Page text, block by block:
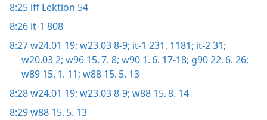
8:25 lff Lektion 54
8:26 it-1 808
8:27w24.01 19; w23.03 8-9; it-1 231, 1181; it-2 31;
w20.03 2; w96 15. 7. 8; w90 1. 6. 17-18; g90 22. 6. 26;
w89 15. 1. 11; w88 15. 5. 13
8:28w24.01 19; w23.03 8-9; w88 15. 8. 14
8:29w88 15. 5. 13